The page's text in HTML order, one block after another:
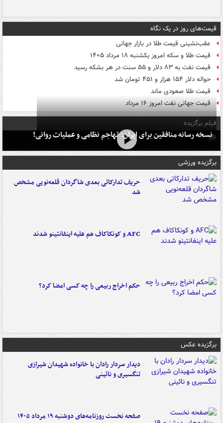
قیمت‌های روز در یک نگاه
عقب‌نشینی قیمت طلا در بازار جهانی
قیمت طلا و سکه امروز یکشنبه ۱۸ مرداد ۱۴۰۵
قیمت نفت به ۸۳ دلار و ۵۵ سنت در هر بشکه رسید
حواله دلار ۱۵۴ هزار و ۴۵۱ تومان شد
قیمت طلا صعودی ماند
قیمت جهانی نفت امروز ۱۶ مرداد
فیلم برگزیده
نسخه رسانه منافقین برای ایران: تهاجم نظامی و عملیات روانی!
برگزیده ورزشی
حریف تدارکاتی بعدی شاگردان قلعه‌نویی مشخص
شد
AFC و کونکاکاف هم علیه اینفانتینو شدند
حکم اخراج ربیعی را چه کسی امضا کرد؟
برگزیده عکس
دیدار سردار رادان با خانواده‌ شهیدان شیرازی
تنگسیری و نائینی
صفحه نخست روزنامه‌های دوشنبه ۱۹ مرداد ۱۴۰۵